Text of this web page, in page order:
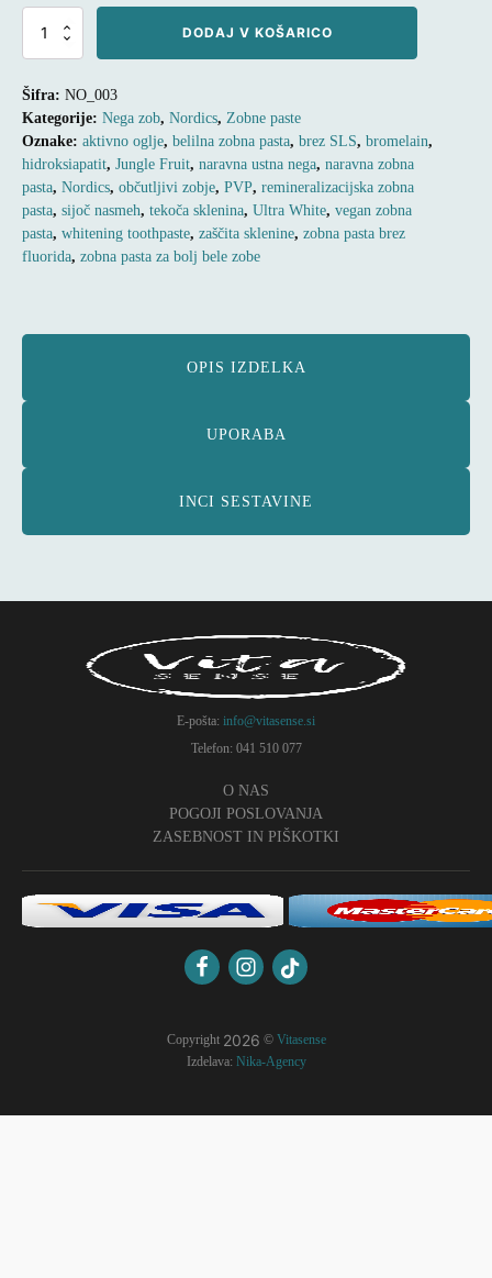
REMINERALIZACIJSKA
NARAVNA
ZOBNA
PASTA
–
NORDICS
ULTRA
WHITE
JUNGLE
FRUIT
količina
DODAJ V KOŠARICO
Šifra: NO_003
Kategorije: Nega zob, Nordics, Zobne paste
Oznake: aktivno oglje, belilna zobna pasta, brez SLS, bromelain,
hidroksiapatit, Jungle Fruit, naravna ustna nega, naravna zobna
pasta, Nordics, občutljivi zobje, PVP, remineralizacijska zobna
pasta, sijoč nasmeh, tekoča sklenina, Ultra White, vegan zobna
pasta, whitening toothpaste, zaščita sklenine, zobna pasta brez
fluorida, zobna pasta za bolj bele zobe
OPIS IZDELKA
UPORABA
INCI SESTAVINE
E-pošta: info@vitasense.si
Telefon: 041 510 077
O NAS
POGOJI POSLOVANJA
ZASEBNOST IN PIŠKOTKI
Copyright 2026 © Vitasense
Izdelava: Nika-Agency